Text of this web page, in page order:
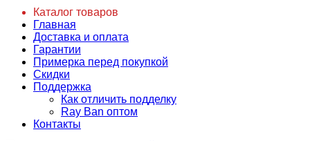
Каталог товаров
Главная
Доставка и оплата
Гарантии
Примерка перед покупкой
Скидки
Поддержка
Как отличить подделку
Ray Ban оптом
Контакты